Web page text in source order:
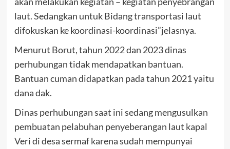
laut. Sedangkan untuk Bidang transportasi laut
difokuskan ke koordinasi-koordinasi”jelasnya.
Menurut Borut, tahun 2022 dan 2023 dinas
perhubungan tidak mendapatkan bantuan.
Bantuan cuman didapatkan pada tahun 2021 yaitu
dana dak.
Dinas perhubungan saat ini sedang mengusulkan
pembuatan pelabuhan penyeberangan laut kapal
Veri di desa sermaf karena sudah mempunyai